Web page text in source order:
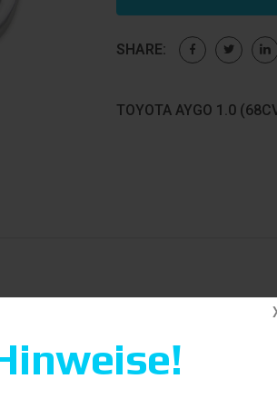
SHARE:
TOYOTA AYGO 1.0